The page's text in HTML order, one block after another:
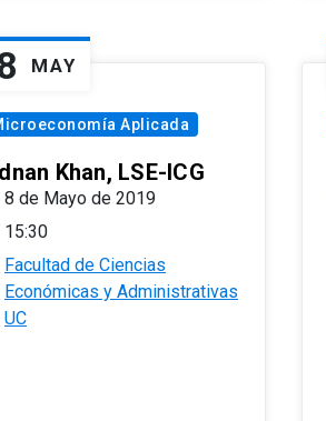
MAY
Aplicada
Khan, LSE-ICG
8 de Mayo de 2019
15:30
Facultad de Ciencias
Económicas y Administrativas
UC